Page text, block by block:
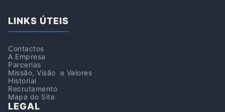
LINKS ÚTEIS
Contactos
A Empresa
Parcerias
Missão, Visão e Valores
Historial
Recrutamento
Mapa do Site
LEGAL